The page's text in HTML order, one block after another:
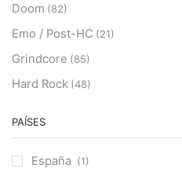
Doom (82)
Emo / Post-HC (21)
Grindcore (85)
Hard Rock (48)
Heavy Metal(91)
Otros (38)
PAÍSES
España (1)